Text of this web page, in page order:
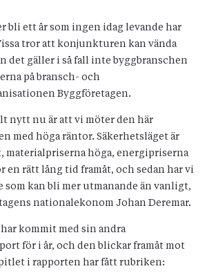
bli ett år som ingen idag levande har
tror att konjunkturen kan vända
det gäller i så fall inte byggbranschen
på bransch- och
Byggföretagen.
nytt nu är att vi möter den här
med höga räntor. Säkerhetsläget är
materialpriserna höga, energipriserna
en rätt lång tid framåt, och sedan har vi
som kan bli mer utmanande än vanligt,
national­ekonom Johan Deremar.
kommit med sin andra
för i år, och den blickar framåt mot
i rapporten har fått rubriken: